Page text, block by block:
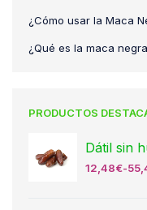
¿Cómo usar la Maca
¿Qué es la maca
PRODUCTOS
Dátil sin
12,48€-